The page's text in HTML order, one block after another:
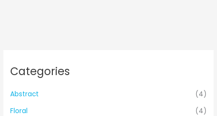
Categories
Abstract
(4)
Floral
(4)